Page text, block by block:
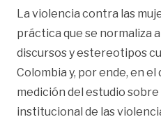
La violencia contra las
práctica que se normaliza
discursos y estereotipos
Colombia y, por ende, en
medición del estudio
institucional de las